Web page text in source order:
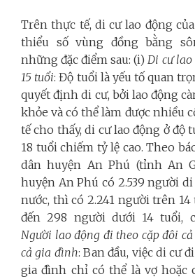
Trên thực tế, di cư lao động
thiểu số vùng đồng bằng
những đặc điểm sau: (i)Di cư
15 tuổi: Độ tuổi là yếu tố quan
quyết định di cư, bởi lao động
khỏe và có thể làm được nhiều
tế cho thấy, di cư lao động ở độ
18 tuổi chiếm tỷ lệ cao. Theo
dân huyện An Phú (tỉnh An
huyện An Phú có 2.539 người
nước, thì có 2.241 người trên
đến 298 người dưới 14 tuổi,
Người lao động đi theo cặp đôi
cả gia đình: Ban đầu, việc di cư
gia đình chỉ có thể là vợ hoặc